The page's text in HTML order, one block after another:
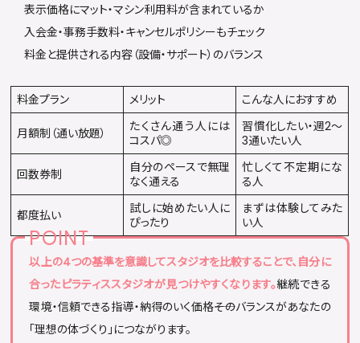
表示価格にマット・マシン利用料が含まれているか
入会金・事務手数料・キャンセルポリシーもチェック
料金と提供される内容（設備・サポート）のバランス
料金プラン メリット こんな人におすすめ
月額制（通い放題）
たくさん通う人には
コスパ◎
習慣化したい・週2〜
3通いたい人
回数券制
自分のペースで無理
なく通える
忙しくて不定期にな
る人
都度払い
試しに始めたい人に
ぴったり
まずは体験してみた
い人
以上の4つの基準を意識してスタジオを比較することで、自分に
合ったピラティススタジオが見つけやすくなります。継続できる
環境・信頼できる指導・納得のいく価格――そのバランスがあなたの
「理想の体づくり」につながります。